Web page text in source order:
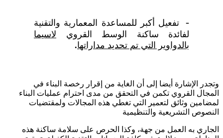
-
تفعيل أكبر للمساعدة المعمارية والتقنية
لفائدة ساكنة الوسط القروي لاسيما
بالدواوير التي تم تحديد مداراتها.
وتجدر الإشارة أيضا إلى أن الغاية من إقرار رخصة البناء في
المجال القروي تكمن في التحقق من مدى احترام عمليات البناء
لمضامين وثائق لتعمير التي تغطي هذه المجالات ولمقتضيات
النصوص التشريعية والتنظيمية
الجاري به العمل من جهة، وكذا الحرص على سلامة ساكنة هذه